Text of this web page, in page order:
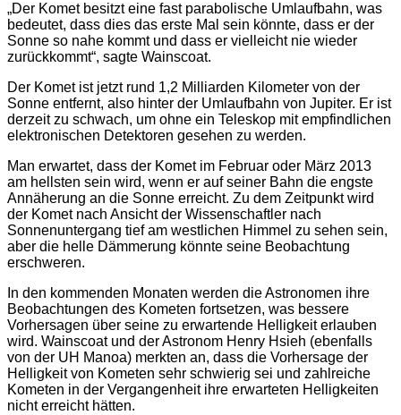
„Der Komet besitzt eine fast parabolische Umlaufbahn, was
bedeutet, dass dies das erste Mal sein könnte, dass er der
Sonne so nahe kommt und dass er vielleicht nie wieder
zurückkommt“, sagte Wainscoat.
Der Komet ist jetzt rund 1,2 Milliarden Kilometer von der
Sonne entfernt, also hinter der Umlaufbahn von Jupiter. Er ist
derzeit zu schwach, um ohne ein Teleskop mit empfindlichen
elektronischen Detektoren gesehen zu werden.
Man erwartet, dass der Komet im Februar oder März 2013
am hellsten sein wird, wenn er auf seiner Bahn die engste
Annäherung an die Sonne erreicht. Zu dem Zeitpunkt wird
der Komet nach Ansicht der Wissenschaftler nach
Sonnenuntergang tief am westlichen Himmel zu sehen sein,
aber die helle Dämmerung könnte seine Beobachtung
erschweren.
In den kommenden Monaten werden die Astronomen ihre
Beobachtungen des Kometen fortsetzen, was bessere
Vorhersagen über seine zu erwartende Helligkeit erlauben
wird. Wainscoat und der Astronom Henry Hsieh (ebenfalls
von der UH Manoa) merkten an, dass die Vorhersage der
Helligkeit von Kometen sehr schwierig sei und zahlreiche
Kometen in der Vergangenheit ihre erwarteten Helligkeiten
nicht erreicht hätten.